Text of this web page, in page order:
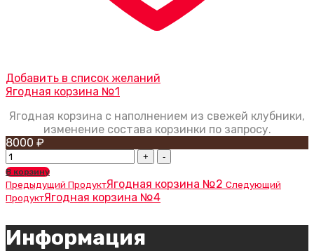
Добавить в список желаний
Ягодная корзина №1
Ягодная корзина с наполнением из свежей клубники,
изменение состава корзинки по запросу.
8000 ₽
Ягодная
корзина
№1
quantity
В корзину
Предыдущий ПродуктЯгодная корзина №2 Следующий
ПродуктЯгодная корзина №4
Информация